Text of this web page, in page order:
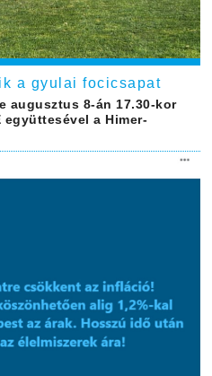
a gyulai focicsapat
augusztus 8-án 17.30-kor
a Himer-